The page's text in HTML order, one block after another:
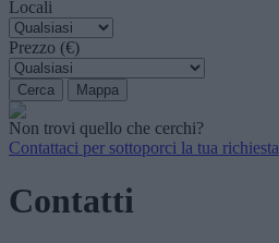
Locali
Prezzo (€)
Non trovi quello che cerchi?
Contattaci per sottoporci la tua richiesta
Contatti